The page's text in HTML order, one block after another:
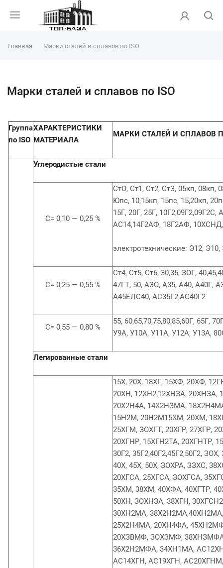
Главная Марки сталей и сплавов по ISO
Марки сталей и сплавов по ISO
Группа
по ISO
ХАРАКТЕРИСТИКИ
МАТЕРИАЛА
МАРКИ СТАЛЕЙ И СПЛАВОВ
Углеродистые стали
С= 0,10 — 0,25 %
СтО, Ст1, Ст2, СтЗ, 05кп, 08кп,
Юпс, 10,15кп, 15пс, 15,20кп,
15Г, 20Г, 25Г, 10Г2,09Г2,09Г2С,
АС14,14Г2АФ, 18Г2АФ,
электротехнические: Э12, Э10,
С= 0,25 — 0,55 %
Ст4, Ст5, Ст6, 30,35, ЗОГ,
47ГТ, 50, АЗО, А35, А40, А40Г,
А45ЕЛС40, АС35Г2,АС40Г2
С= 0,55 — 0,80 %
55, 60,65,70,75,80,85,60Г, 65Г,
У9А, У10А, У11А, У12А, У13А,
Легированные стали
15Х, 20Х, 18ХГ, 15ХФ, 20ХФ,
20ХН, 12ХН2,12ХНЗА, 20ХНЗА,
20Х2Н4А, 14Х2НЗМА,
15Н2М, 20Н2М15ХМ, 20ХМ,
25ХГМ, ЗОХГТ, 20ХГР, 27ХГР,
20ХГНР, 15ХГН2ТА, 20ХГНТР,
30Г2, 35Г2,40Г2,45Г2,50Г2, ЗОХ,
40Х, 45Х, 50Х, ЗОХРА, ЗЗХС,
20ХГСА, 25ХГСА, ЗОХГСА,
35ХМ, 38ХМ, 40ХФА, 40ХГТР,
50ХН, ЗОХНЗА, 38ХГН,
30ХН2МА,
25Х2Н4МА, 20ХН4ФА,
20ХЗВМФ, ЗОХЗМФ,
36Х2Н2МФА, 34ХН1МА,
АС14ХГН, АС19ХГН,